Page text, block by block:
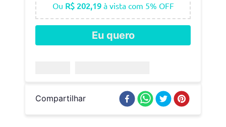
Ou R$ 202,19 à vista com 5% OFF
Eu quero
Compartilhar